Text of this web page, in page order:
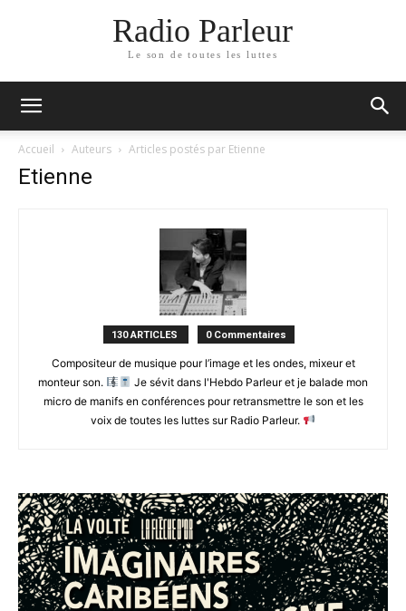
Radio Parleur
Le son de toutes les luttes
Accueil Auteurs Articles postés par Etienne
Etienne
130 ARTICLES 0 Commentaires
Compositeur de musique pour l’image et les ondes, mixeur et
monteur son.
Je sévit dans l'Hebdo Parleur et je balade mon
micro de manifs en conférences pour retransmettre le son et les
voix de toutes les luttes sur Radio Parleur.